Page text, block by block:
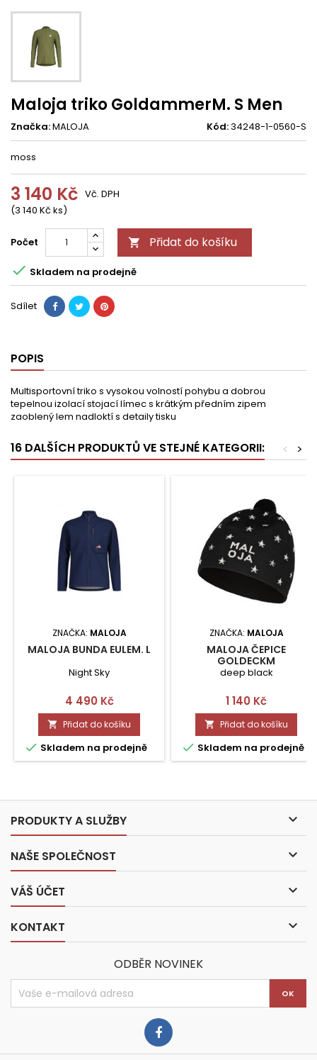
Maloja triko GoldammerM. S Men
Značka:MALOJA Kód:34248-1-0560-S
moss
3 140 Kč
(3 140 Kč ks)
Vč. DPH
Počet  Přidat do košíku
 Skladem na prodejně
Sdílet
POPIS
Multisportovní triko s vysokou volností pohybu a dobrou
tepelnou izolací stojací límec s krátkým předním zipem
zaoblený lem nadloktí s detaily tisku
16 DALŠÍCH PRODUKTŮ VE STEJNÉ KATEGORII: >
<
ZNAČKA: MALOJA
MALOJA BUNDA EULEM. L
Night Sky
Cena
4 490 Kč
 Přidat do košíku
 Skladem na prodejně
ZNAČKA: MALOJA
MALOJA ČEPICE
GOLDECKM
deep black
Cena
1 140 Kč
 Přidat do košíku
 Skladem na prodejně
PRODUKTY A SLUŽBY 
NAŠE SPOLEČNOST 
VÁŠ ÚČET 
KONTAKT 
ODBĚR NOVINEK